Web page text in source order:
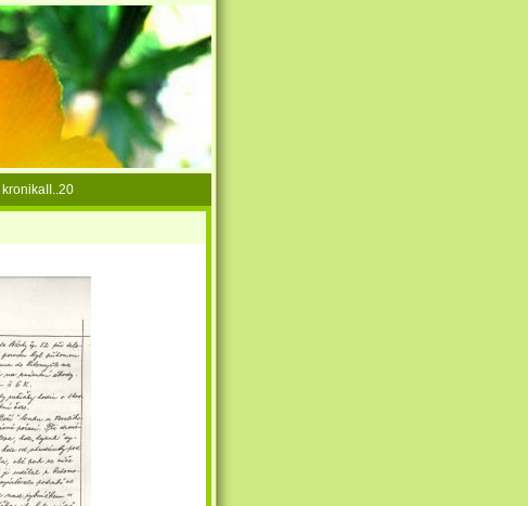
kronikaII..20